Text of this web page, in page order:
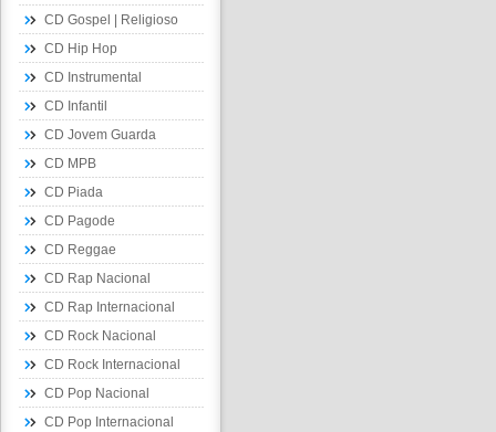
CD Gospel | Religioso
CD Hip Hop
CD Instrumental
CD Infantil
CD Jovem Guarda
CD MPB
CD Piada
CD Pagode
CD Reggae
CD Rap Nacional
CD Rap Internacional
CD Rock Nacional
CD Rock Internacional
CD Pop Nacional
CD Pop Internacional